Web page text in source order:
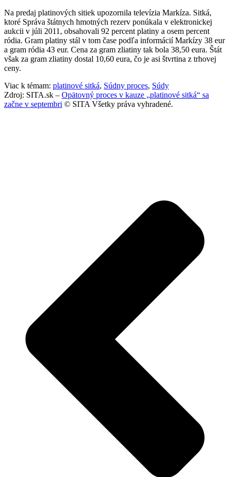
Na predaj platinových sitiek upozornila televízia Markíza. Sitká,
ktoré Správa štátnych hmotných rezerv ponúkala v elektronickej
aukcii v júli 2011, obsahovali 92 percent platiny a osem percent
ródia. Gram platiny stál v tom čase podľa informácií Markízy 38 eur
a gram ródia 43 eur. Cena za gram zliatiny tak bola 38,50 eura. Štát
však za gram zliatiny dostal 10,60 eura, čo je asi štvrtina z trhovej
ceny.
Viac k témam: platinové sitká, Súdny proces, Súdy
Zdroj: SITA.sk – Opätovný proces v kauze „platinové sitká“ sa
začne v septembri © SITA Všetky práva vyhradené.